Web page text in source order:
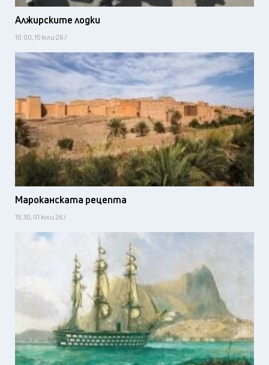
Алжирските лодки
10:00, 15 юли 26 /
Мароканската рецепта
15:30, 01 юли 26 /